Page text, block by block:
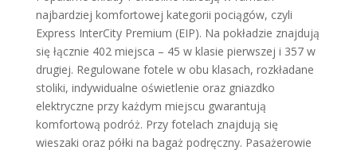
najbardziej komfortowej kategorii pociągów, czyli
Express InterCity Premium (EIP). Na pokładzie znajdują
się łącznie 402 miejsca – 45 w klasie pierwszej i 357 w
drugiej. Regulowane fotele w obu klasach, rozkładane
stoliki, indywidualne oświetlenie oraz gniazdko
elektryczne przy każdym miejscu gwarantują
komfortową podróż. Przy fotelach znajdują się
wieszaki oraz półki na bagaż podręczny. Pasażerowie